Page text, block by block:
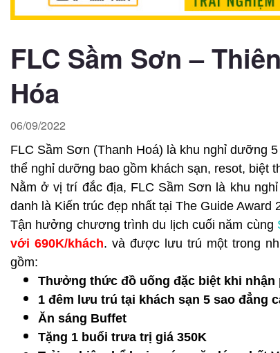
FLC Sầm Sơn –
Hóa
06/09/2022
FLC Sầm Sơn (Thanh Hoá) là khu nghỉ dưỡng
thể nghỉ dưỡng bao gồm khách sạn, resot, biệt
Nằm ở vị trí đắc địa, FLC Sầm Sơn là khu
danh là Kiến trúc đẹp nhất tại The Guide Award
Tận hưởng chương trình du lịch cuối năm cùng
với 690K/khách. và được lưu trú một trong
gồm:
Thưởng thức đồ uống đặc biệt khi nhận
1 đêm lưu trú tại khách sạn 5 sao đẳng
Ăn sáng Buffet
Tặng 1 buổi trưa trị giá 350K